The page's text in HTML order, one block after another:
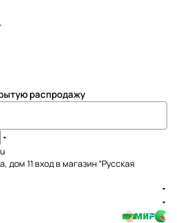
распродажу
дом 11 вход в магазин “Русская